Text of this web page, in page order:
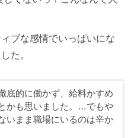
ブな感情でいっぱいにな
た。
底的に働かず、給料かすめ
かも思いました。…でもや
いまま職場にいるのは辛か